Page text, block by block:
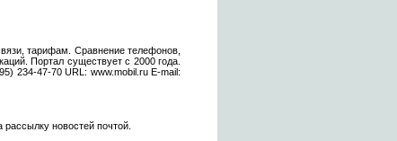
тарифам. Сравнение телефонов,
Портал существует с 2000 года.
234-47-70 URL: www.mobil.ru E-mail:
новостей почтой.